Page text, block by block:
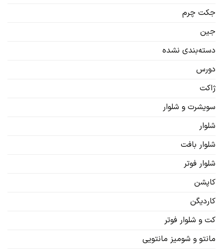
جکت چرم
جین
دسته‌بندی نشده
دورس
ژاکت
سویشرت‌ و شلوار
شلوار
شلوار بافت
شلوار فوتر
کاپشن
کاردیگن‌
کت و شلوار فوتر
مانتو و شومیز مانتویی